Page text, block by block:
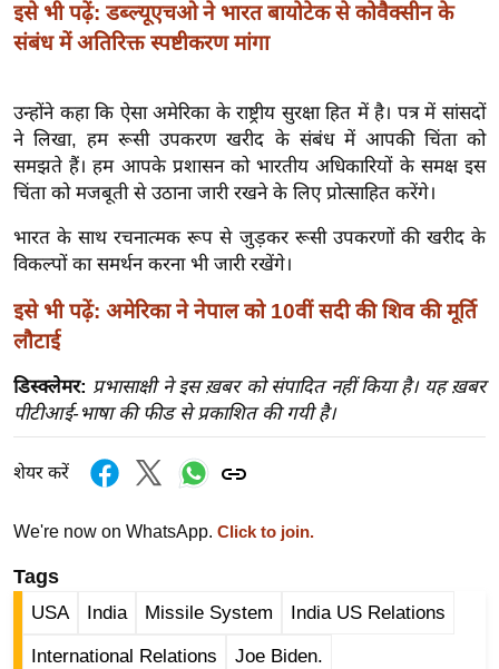
प
र
सा
ल
बे
मि
सा
श
ख्सि
य
त
यं
ग
डि
सा
हि
त्य
इसे भी पढ़ें: डब्ल्यूएचओ ने भारत बायोटेक से कोवैक्सीन के
संबंध में अतिरिक्त स्पष्टीकरण मांगा
उन्होंने कहा कि ऐसा अमेरिका के राष्ट्रीय सुरक्षा हित में है। पत्र में सांसदों
ने लिखा, हम रूसी उपकरण खरीद के संबंध में आपकी चिंता को
समझते हैं। हम आपके प्रशासन को भारतीय अधिकारियों के समक्ष इस
चिंता को मजबूती से उठाना जारी रखने के लिए प्रोत्साहित करेंगे।
भारत के साथ रचनात्मक रूप से जुड़कर रूसी उपकरणों की खरीद के
विकल्पों का समर्थन करना भी जारी रखेंगे।
इसे भी पढ़ें: अमेरिका ने नेपाल को 10वीं सदी की शिव की मूर्ति
लौटाई
डिस्क्लेमर: प्रभासाक्षी ने इस ख़बर को संपादित नहीं किया है। यह ख़बर
पीटीआई-भाषा की फीड से प्रकाशित की गयी है।
शेयर करें
We're now on WhatsApp. Click to join.
Tags
USA India Missile System India US Relations
International Relations Joe Biden.